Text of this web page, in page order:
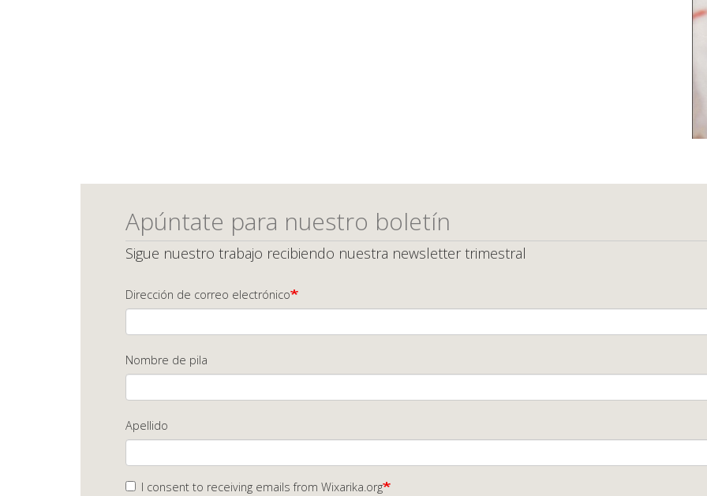
Apúntate para nuestro boletín
Sigue nuestro trabajo recibiendo nuestra newsletter trimestral
Dirección de correo electrónico
Nombre de pila
Apellido
I consent to receiving emails from Wixarika.org